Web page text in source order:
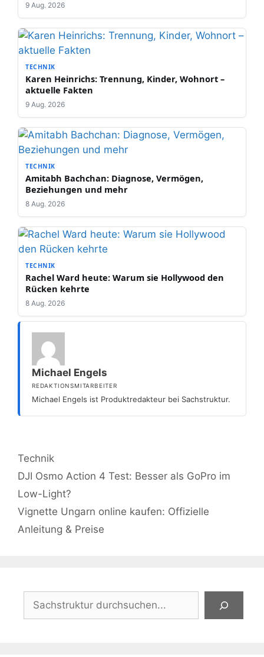
9 Aug. 2026
TECHNIK
Karen Heinrichs: Trennung, Kinder, Wohnort –
aktuelle Fakten
9 Aug. 2026
TECHNIK
Amitabh Bachchan: Diagnose, Vermögen,
Beziehungen und mehr
8 Aug. 2026
TECHNIK
Rachel Ward heute: Warum sie Hollywood den
Rücken kehrte
8 Aug. 2026
Michael Engels
REDAKTIONSMITARBEITER
Michael Engels ist Produktredakteur bei Sachstruktur.
Kategorien
Technik
DJI Osmo Action 4 Test: Besser als GoPro im
Low-Light?
Vignette Ungarn online kaufen: Offizielle
Anleitung & Preise
Suchen